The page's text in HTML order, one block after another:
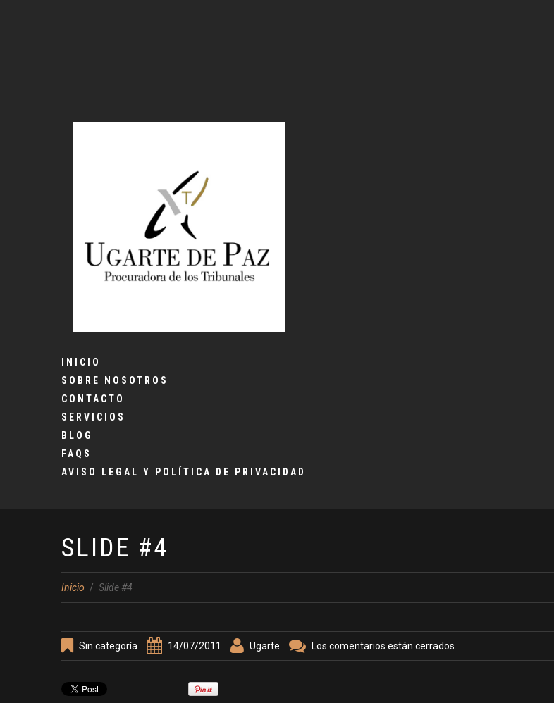
INICIO
SOBRE NOSOTROS
CONTACTO
SERVICIOS
BLOG
FAQS
AVISO LEGAL Y POLÍTICA DE PRIVACIDAD
SLIDE #4
Inicio Slide #4
Sin categoría 14/07/2011 Ugarte Los comentarios están cerrados.